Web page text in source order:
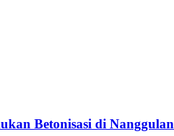
Betonisasi di Nanggulan